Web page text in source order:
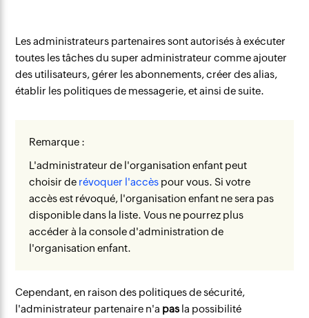
Les administrateurs partenaires sont autorisés à exécuter
toutes les tâches du super administrateur comme ajouter
des utilisateurs, gérer les abonnements, créer des alias,
établir les politiques de messagerie, et ainsi de suite.
Remarque :
L'administrateur de l'organisation enfant peut
choisir de révoquer l'accès pour vous. Si votre
accès est révoqué, l'organisation enfant ne sera pas
disponible dans la liste. Vous ne pourrez plus
accéder à la console d'administration de
l'organisation enfant.
Cependant, en raison des politiques de sécurité,
l'administrateur partenaire n'a pas la possibilité